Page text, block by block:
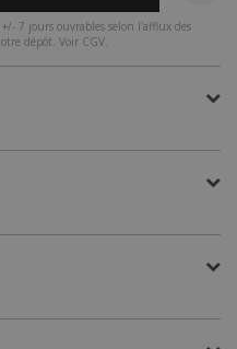
7 jours ouvrables selon l'afflux des
dépôt. Voir CGV.